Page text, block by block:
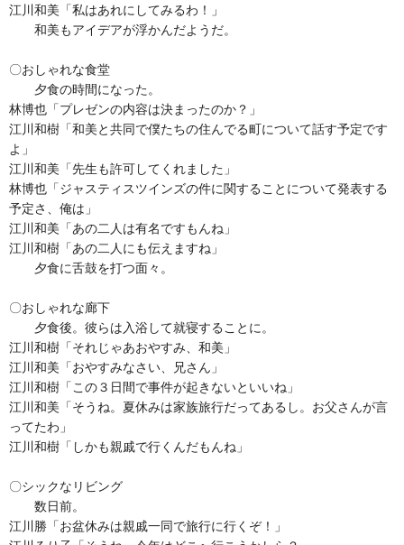
江川和美「私はあれにしてみるわ！」
和美もアイデアが浮かんだようだ。
〇おしゃれな食堂
夕食の時間になった。
林博也「プレゼンの内容は決まったのか？」
江川和樹「和美と共同で僕たちの住んでる町について話す予定です
よ」
江川和美「先生も許可してくれました」
林博也「ジャスティスツインズの件に関することについて発表する
予定さ、俺は」
江川和美「あの二人は有名ですもんね」
江川和樹「あの二人にも伝えますね」
夕食に舌鼓を打つ面々。
〇おしゃれな廊下
夕食後。彼らは入浴して就寝することに。
江川和樹「それじゃあおやすみ、和美」
江川和美「おやすみなさい、兄さん」
江川和樹「この３日間で事件が起きないといいね」
江川和美「そうね。夏休みは家族旅行だってあるし。お父さんが言
ってたわ」
江川和樹「しかも親戚で行くんだもんね」
〇シックなリビング
数日前。
江川勝「お盆休みは親戚一同で旅行に行くぞ！」